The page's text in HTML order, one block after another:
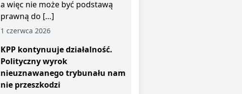
a więc nie może być podstawą
prawną do […]
1 czerwca 2026
KPP kontynuuje działalność.
Polityczny wyrok
nieuznawanego trybunału nam
nie przeszkodzi